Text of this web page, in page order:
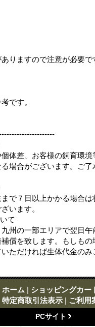
りますので注意が必要で
です。
個体差、お客様の飼育環
場合がございます。ご了
で７日以上かかる場合
います。
て
州の一部エリアで翌日
償を致します。もしもの
ただければ生体代金のみ
ホーム | ショッピングカー
特定商取引法表示 | ご利用
PCサイト